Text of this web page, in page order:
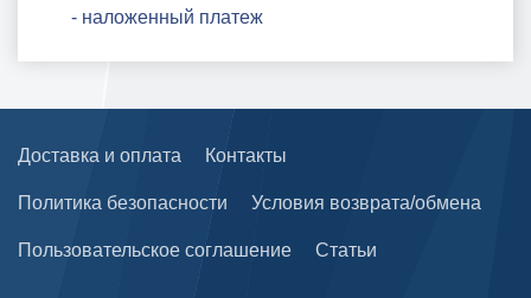
- наложенный платеж
Доставка и оплата Контакты
Политика безопасности Условия возврата/обмена
Пользовательское соглашение Статьи